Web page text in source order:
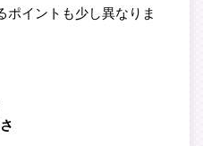
ポイントも少し異なりま